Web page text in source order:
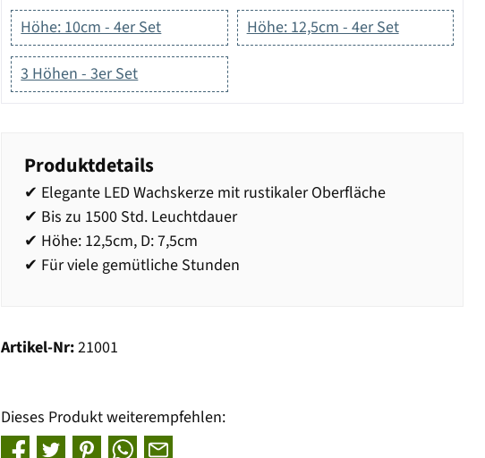
Höhe: 10cm - 4er Set Höhe: 12,5cm - 4er Set
3 Höhen - 3er Set
Produktdetails
✔ Elegante LED Wachskerze mit rustikaler Oberfläche
✔ Bis zu 1500 Std. Leuchtdauer
✔ Höhe: 12,5cm, D: 7,5cm
✔ Für viele gemütliche Stunden
Artikel-Nr:21001
Dieses Produkt weiterempfehlen: